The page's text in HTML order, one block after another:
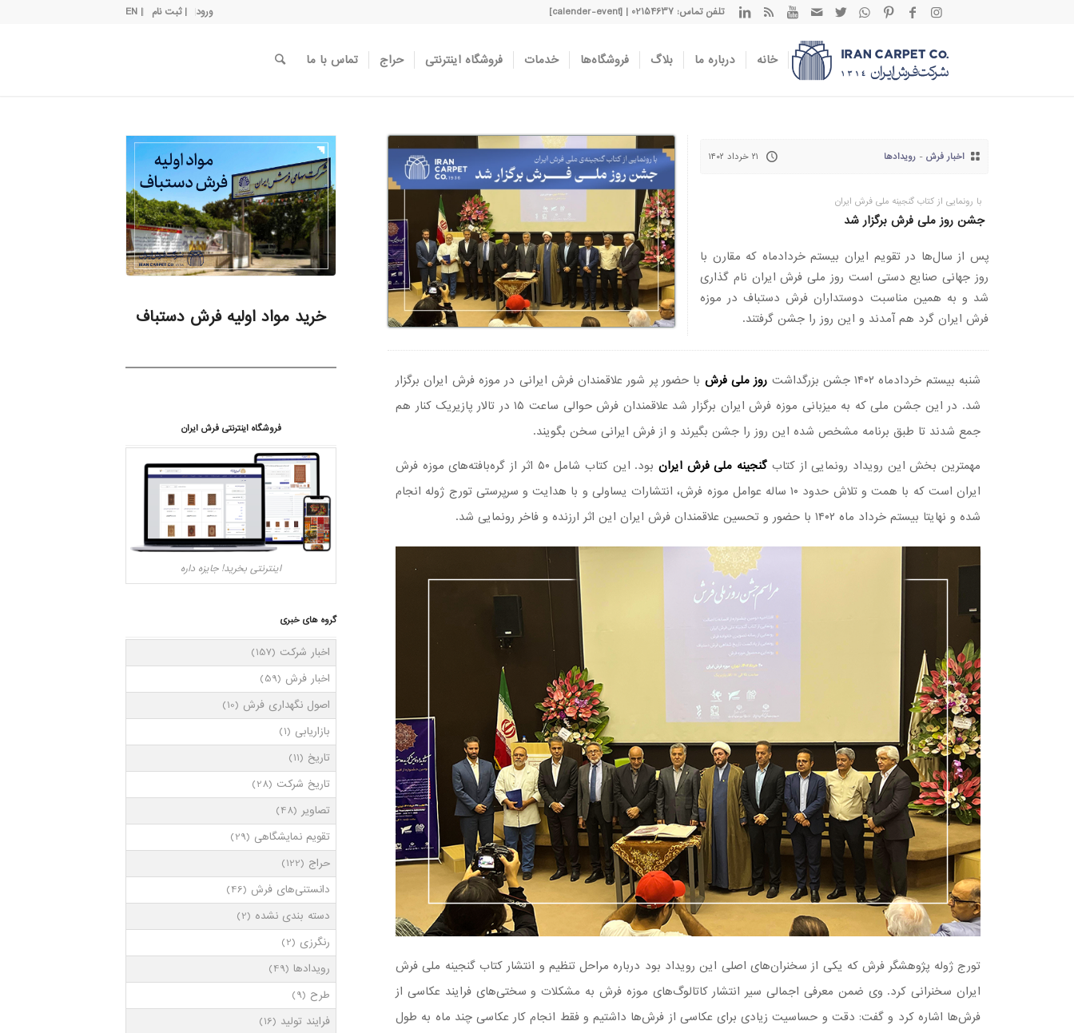
ورود | ثبت نام | EN تلفن تماس: 02154637 | [calender-event]
خانه درباره ما بلاگ فروشگاه‌ها خدمات فروشگاه اینترنتی حراج تماس با ما
اخبار فرش - رویدادها ۲۱ خرداد ۱۴۰۲
با رونمایی از کتاب گنجینه ملی فرش ایران
جشن روز ملی فرش برگزار شد
پس از سال‌ها در تقویم ایران بیستم خردادماه که مقارن با
روز جهانی صنایع دستی است روز ملی فرش ایران نام گذاری
شد و به همین مناسبت دوستداران فرش دستباف در موزه
فرش ایران گرد هم آمدند و این روز را جشن گرفتند.
شنبه بیستم خردادماه ۱۴۰۲ جشن بزرگداشت روز ملی فرش با حضور پر شور علاقمندان فرش ایرانی در موزه فرش ایران برگزار
شد. در این جشن ملی که به میزبانی موزه فرش ایران برگزار شد علاقمندان فرش حوالی ساعت ۱۵ در تالار پازیریک کنار هم
جمع شدند تا طبق برنامه مشخص شده این روز را جشن بگیرند و از فرش ایرانی سخن بگویند.
مهمترین بخش این رویداد رونمایی از کتاب گنجینه ملی فرش ایران
بود. این کتاب شامل ۵۰ اثر از گره‌بافته‌های موزه فرش
ایران است که با همت و تلاش حدود ۱۰ ساله عوامل موزه فرش، انتشارات یساولی و با هدایت و سرپرستی تورج ژوله انجام
شده و نهایتا بیستم خرداد ماه ۱۴۰۲ با حضور و تحسین علاقمندان فرش ایران این اثر ارزنده و فاخر رونمایی شد.
تورج ژوله پژوهشگر فرش که یکی از سخنران‌های اصلی این رویداد بود درباره مراحل تنظیم و انتشار کتاب گنجینه ملی فرش
ایران سخنرانی کرد. وی ضمن معرفی اجمالی سیر انتشار کاتالوگ‌های موزه فرش به مشکلات و سختی‌های فرایند عکاسی از
فرش‌ها اشاره کرد و گفت: دقت و حساسیت زیادی برای عکاسی از فرش‌ها داشتیم و فقط انجام کار عکاسی چند ماه به طول
خرید مواد اولیه فرش دستباف
فروشگاه اینترنتی فرش ایران
اینترنتی بخرید! جایزه داره
گروه های خبری
اخبار شرکت (157)
اخبار فرش (59)
اصول نگهداری فرش (10)
بازاریابی (1)
تاریخ (11)
تاریخ شرکت (28)
تصاویر (48)
تقویم نمایشگاهی (29)
حراج (122)
دانستنی‌های فرش (46)
دسته بندی نشده (2)
رنگرزی (2)
رویدادها(49)
طرح (9)
فرایند تولید (16)